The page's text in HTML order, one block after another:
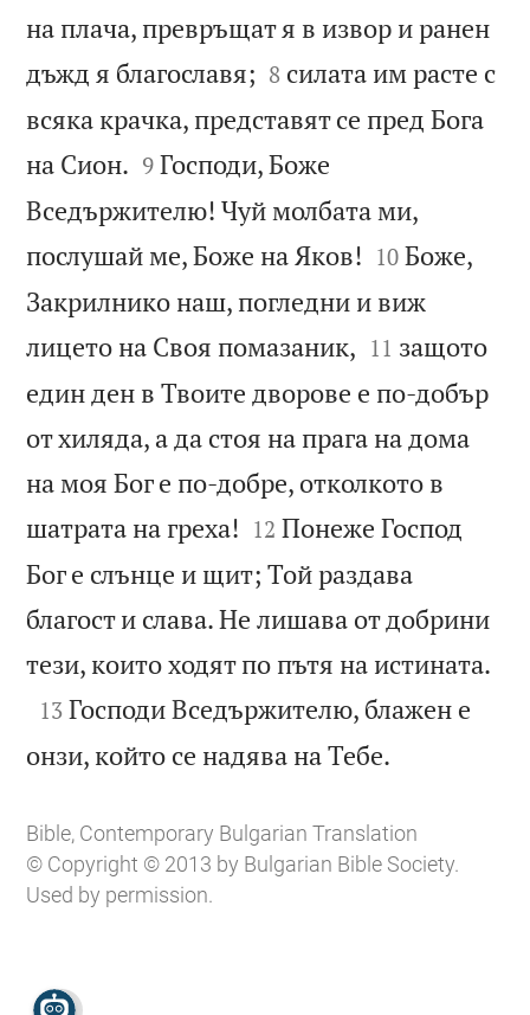
на плача, превръщат я в извор и ранен
дъжд я благославя; 

8 силата им расте с
всяка крачка, представят се пред Бога
на Сион. 

9 Господи, Боже
Вседържителю! Чуй молбата ми,
послушай ме, Боже на Яков! 

10 Боже,
Закрилнико наш, погледни и виж
лицето на Своя помазаник, 

11 защото
един ден в Твоите дворове е по-добър
от хиляда, а да стоя на прага на дома
на моя Бог е по-добре, отколкото в
шатрата на греха! 

12 Понеже Господ
Бог е слънце и щит; Той раздава
благост и слава. Не лишава от добрини
тези, които ходят по пътя на истината.

13 Господи Вседържителю, блажен е
онзи, който се надява на Тебе.
Bible, Contemporary Bulgarian Translation
© Copyright © 2013 by Bulgarian Bible Society.
Used by permission.